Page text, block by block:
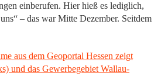
einberufen. Hier hieß es lediglich,
– das war Mitte Dezember. Seitdem